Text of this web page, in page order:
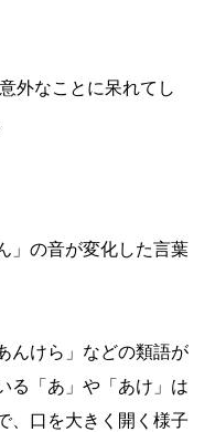
外なことに呆れてし
」の音が変化した言葉
んけら」などの類語が
る「あ」や「あけ」は
、口を大きく開く様子